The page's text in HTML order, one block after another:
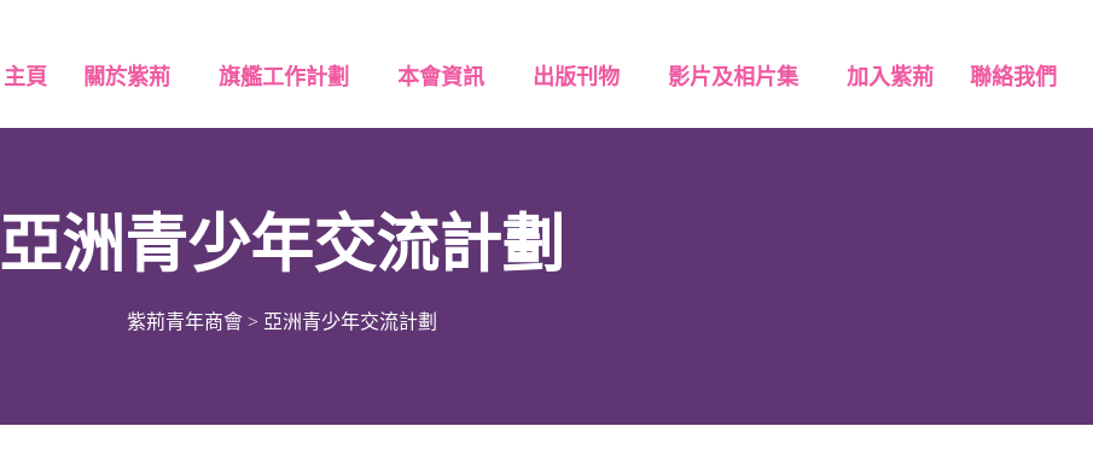
主頁 關於紫荊 旗艦工作計劃 本會資訊 出版刊物 影片及相片集 加入紫荊 聯絡我們
亞洲青少年交流計劃
紫荊青年商會> 亞洲青少年交流計劃